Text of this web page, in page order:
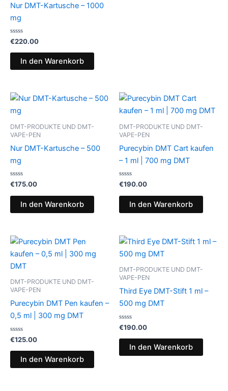
Nur DMT-Kartusche – 1000
mg
Bewertet
mit
0
€220.00
In den Warenkorb
DMT-PRODUKTE UND DMT-
VAPE-PEN
Nur DMT-Kartusche – 500
mg
Bewertet
0
€175.00
In den Warenkorb
DMT-PRODUKTE UND DMT-
VAPE-PEN
Purecybin DMT Cart kaufen
– 1 ml | 700 mg DMT
Bewertet
0
€190.00
In den Warenkorb
DMT-PRODUKTE UND DMT-
VAPE-PEN
Purecybin DMT Pen kaufen –
0,5 ml | 300 mg DMT
Bewertet
mit
0
€125.00
In den Warenkorb
DMT-PRODUKTE UND DMT-
VAPE-PEN
Third Eye DMT-Stift 1 ml –
500 mg DMT
Bewertet
mit
0
€190.00
In den Warenkorb